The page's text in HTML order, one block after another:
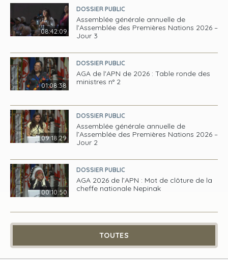
08:42:09
DOSSIER PUBLIC
Assemblée générale annuelle de
l’Assemblée des Premières Nations 2026 –
Jour 3
01:08:38
DOSSIER PUBLIC
AGA de l'APN de 2026 : Table ronde des
ministres n° 2
09:18:29
DOSSIER PUBLIC
Assemblée générale annuelle de
l’Assemblée des Premières Nations 2026 –
Jour 2
00:10:50
DOSSIER PUBLIC
AGA 2026 de l’APN : Mot de clôture de la
cheffe nationale Nepinak
TOUTES